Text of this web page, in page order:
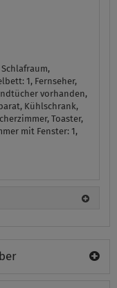
Schlafraum,
1, Fernseher,
vorhanden,
Kühlschrank,
Toaster,
mit Fenster: 1,